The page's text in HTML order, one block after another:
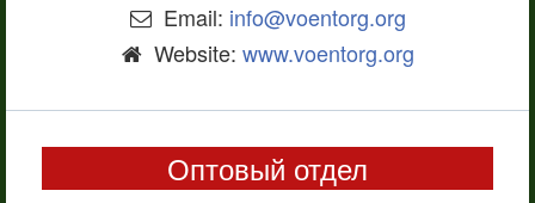
Email: info@voentorg.org
Website: www.voentorg.org
Оптовый отдел